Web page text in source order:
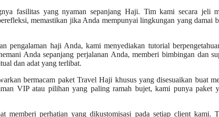
fasilitas yang nyaman sepanjang Haji. Tim kami secara jeli
memastikan jika Anda mempunyai lingkungan yang damai
pengalaman haji Anda, kami menyediakan tutorial
Anda sepanjang perjalanan Anda, memberi bimbingan dan
dan adat yang terlibat.
bermacam paket Travel Haji khusus yang disesuaikan buat
VIP atau pilihan yang paling ramah bujet, kami punya paket
memberi perhatian yang dikustomisasi pada setiap client kami.